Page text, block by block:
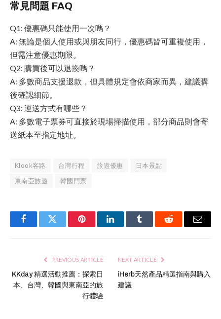
常見問題 FAQ
Q1: 優惠碼只能使用一次嗎？
A: 無論是個人使用或與朋友同行，優惠碼皆可重複使用，
但需注意優惠期限。
Q2: 購買後可以退換嗎？
A: 多數商品支援退款，但具體規定會依商家而異，建議購
後確認細節。
Q3: 運送方式有哪些？
A: 多數電子票券可直接於現場掃描使用，部分商品則會寄
送紙本至指定地址。
Klook客路 台灣行程 旅遊優惠
日本景點
東南亞旅遊
韓國門票
FacebookTwitter PinterestLinkedInTumblr Reddit Email
PREVIOUS ARTICLE
KKday 精選活動推薦：探索日
本、台灣、韓國與東南亞的旅
行體驗
NEXT ARTICLE
iHerb天然產品精選指南與購入
建議